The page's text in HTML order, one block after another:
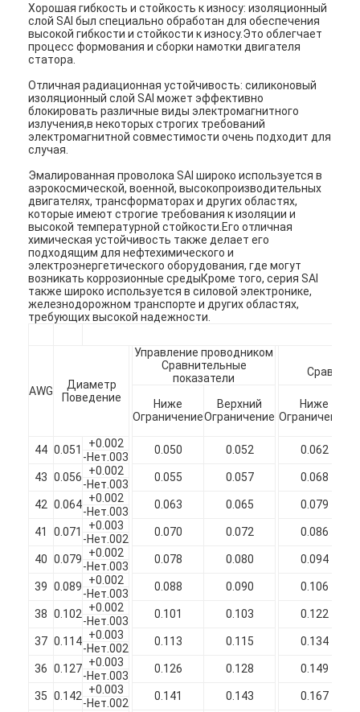
Домой
Продукция
VR Шоу
Хорошая гибкость и стойкость к износу: изоляционный
слой SAI был специально обработан для обеспечения
высокой гибкости и стойкости к износу.Это облегчает
процесс формования и сборки намотки двигателя
статора.
Отличная радиационная устойчивость: силиконовый
изоляционный слой SAI может эффективно
блокировать различные виды электромагнитного
излучения,в некоторых строгих требований
электромагнитной совместимости очень подходит для
случая.
Эмалированная проволока SAI широко используется в
аэрокосмической, военной, высокопроизводительных
двигателях, трансформаторах и других областях,
которые имеют строгие требования к изоляции и
высокой температурной стойкости.Его отличная
химическая устойчивость также делает его
подходящим для нефтехимического и
электроэнергетического оборудования, где могут
возникать коррозионные средыКроме того, серия SAI
также широко используется в силовой электронике,
железнодорожном транспорте и других областях,
требующих высокой надежности.
AWG
Диаметр
Поведение
Управление проводником
Сравнительные
показатели
Ниже
Ограничение
Верхний
Ограничение
Ниже
Ограничение
44 0.051 +0.002 0.050 0.052 0.062
-Нет.003
43 0.056 +0.002 0.055 0.057 0.068
-Нет.003
42 0.064 +0.002 0.063 0.065 0.079
-Нет.003
41
0.071 +0.003 0.070 0.072 0.086
-Нет.002
40 0.079 +0.002 0.078 0.080 0.094
-Нет.003
39 0.089 +0.002 0.088 0.090 0.106
-Нет.003
38 0.102 +0.002 0.101 0.103 0.122
-Нет.003
37 0.114 +0.003 0.113 0.115 0.134
-Нет.002
36 0.127 +0.003 0.126 0.128 0.149
-Нет.003
35 0.142 +0.003 0.141 0.143 0.167
-Нет.002